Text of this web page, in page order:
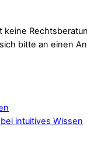
keine
bitte an einen
intuitives Wissen